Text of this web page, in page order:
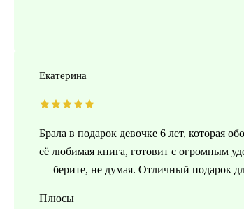
Екатерина
Брала в подарок девочке 6 лет, которая
её любимая книга, готовит с огромным
— берите, не думая. Отличный подарок
Плюсы